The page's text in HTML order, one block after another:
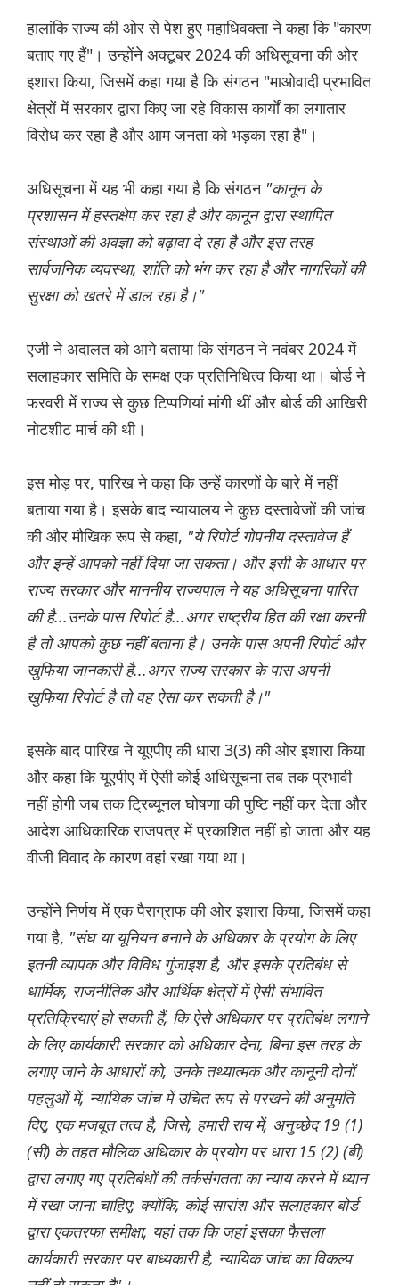
हालांकि राज्य की ओर से पेश हुए महाधिवक्ता ने कहा कि "कारण
बताए गए हैं"। उन्होंने अक्टूबर 2024 की अधिसूचना की ओर
इशारा किया, जिसमें कहा गया है कि संगठन "माओवादी प्रभावित
क्षेत्रों में सरकार द्वारा किए जा रहे विकास कार्यों का लगातार
विरोध कर रहा है और आम जनता को भड़का रहा है"।
अधिसूचना में यह भी कहा गया है कि संगठन "कानून के
प्रशासन में हस्तक्षेप कर रहा है और कानून द्वारा स्थापित
संस्थाओं की अवज्ञा को बढ़ावा दे रहा है और इस तरह
सार्वजनिक व्यवस्था, शांति को भंग कर रहा है और नागरिकों की
सुरक्षा को खतरे में डाल रहा है।"
एजी ने अदालत को आगे बताया कि संगठन ने नवंबर 2024 में
सलाहकार समिति के समक्ष एक प्रतिनिधित्व किया था। बोर्ड ने
फरवरी में राज्य से कुछ टिप्पणियां मांगी थीं और बोर्ड की आखिरी
नोटशीट मार्च की थी।
इस मोड़ पर, पारिख ने कहा कि उन्हें कारणों के बारे में नहीं
बताया गया है। इसके बाद न्यायालय ने कुछ दस्तावेजों की जांच
की और मौखिक रूप से कहा, "ये रिपोर्ट गोपनीय दस्तावेज हैं
और इन्हें आपको नहीं दिया जा सकता। और इसी के आधार पर
राज्य सरकार और माननीय राज्यपाल ने यह अधिसूचना पारित
की है...उनके पास रिपोर्ट है...अगर राष्ट्रीय हित की रक्षा करनी
है तो आपको कुछ नहीं बताना है। उनके पास अपनी रिपोर्ट और
खुफिया जानकारी है...अगर राज्य सरकार के पास अपनी
खुफिया रिपोर्ट है तो वह ऐसा कर सकती है।"
इसके बाद पारिख ने यूएपीए की धारा 3(3) की ओर इशारा किया
और कहा कि यूएपीए में ऐसी कोई अधिसूचना तब तक प्रभावी
नहीं होगी जब तक ट्रिब्यूनल घोषणा की पुष्टि नहीं कर देता और
आदेश आधिकारिक राजपत्र में प्रकाशित नहीं हो जाता और यह
वीजी विवाद के कारण वहां रखा गया था।
उन्होंने निर्णय में एक पैराग्राफ की ओर इशारा किया, जिसमें कहा
गया है, "संघ या यूनियन बनाने के अधिकार के प्रयोग के लिए
इतनी व्यापक और विविध गुंजाइश है, और इसके प्रतिबंध से
धार्मिक, राजनीतिक और आर्थिक क्षेत्रों में ऐसी संभावित
प्रतिक्रियाएं हो सकती हैं, कि ऐसे अधिकार पर प्रतिबंध लगाने
के लिए कार्यकारी सरकार को अधिकार देना, बिना इस तरह के
लगाए जाने के आधारों को, उनके तथ्यात्मक और कानूनी दोनों
पहलुओं में, न्यायिक जांच में उचित रूप से परखने की अनुमति
दिए, एक मजबूत तत्व है, जिसे, हमारी राय में, अनुच्छेद 19 (1)
(सी) के तहत मौलिक अधिकार के प्रयोग पर धारा 15 (2) (बी)
द्वारा लगाए गए प्रतिबंधों की तर्कसंगतता का न्याय करने में ध्यान
में रखा जाना चाहिए; क्योंकि, कोई सारांश और सलाहकार बोर्ड
द्वारा एकतरफा समीक्षा, यहां तक ​​कि जहां इसका फैसला
कार्यकारी सरकार पर बाध्यकारी है, न्यायिक जांच का विकल्प